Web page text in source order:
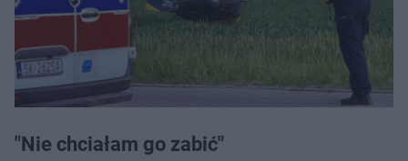
"Nie chciałam go zabić"